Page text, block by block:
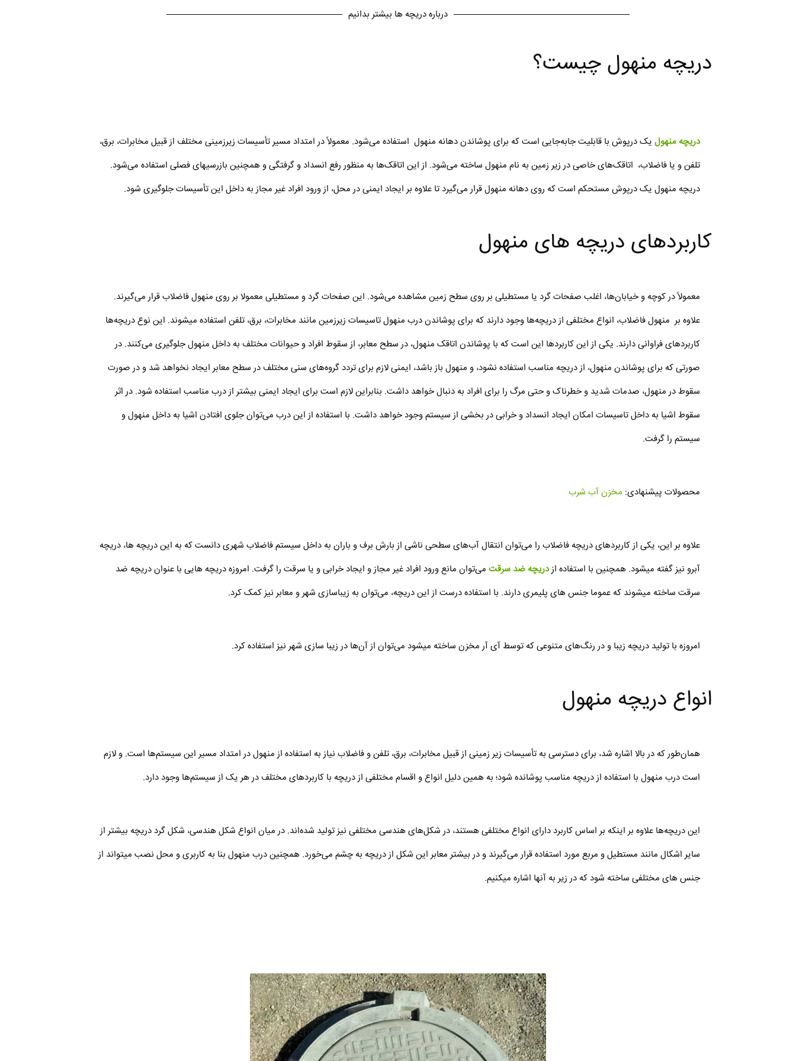
درباره دریچه ها بیشتر بدانیم
دریچه منهول چیست؟
دریچه منهول یک درپوش با قابلیت جابه‌جایی است که برای پوشاندن دهانه منهول استفاده می‌شود. معمولاً در امتداد مسیر تأسیسات زیرزمینی مختلف از قبیل مخابرات، برق،
تلفن و یا فاضلاب، اتاقک‌های خاصی در زیر زمین به نام منهول ساخته می‌شود. از این اتاقک‌ها به منظور رفع انسداد و گرفتگی و همچنین بازرسیهای فصلی استفاده می‌شود.
دریچه منهول یک درپوش مستحکم است که روی دهانه منهول قرار می‌گیرد تا علاوه بر ایجاد ایمنی در محل، از ورود افراد غیر مجاز به داخل این تأسیسات جلوگیری شود.
کاربردهای دریچه های منهول
معمولاً در کوچه و خیابا‌ن‌ها، اغلب صفحات گرد یا مستطیلی بر روی سطح زمین مشاهده می‌شود. این صفحات گرد و مستطیلی معمولا بر روی منهول فاضلاب قرار می‌گیرند.
علاوه بر منهول فاضلاب، انواع مختلفی از دریچه‌ها وجود دارند که برای پوشاندن درب منهول تاسیسات زیرزمین مانند مخابرات، برق، تلفن استفاده میشوند. این نوع دریچه‌ها
کاربرد‌های فراوانی دارند. یکی از این کاربردها این است که با پوشاندن اتاقک منهول، در سطح معابر، از سقوط افراد و حیوانات مختلف به داخل منهول جلوگیری می‌کنند. در
صورتی که برای پوشاندن منهول، از دریچه مناسب استفاده نشود، و منهول باز باشد، ایمنی لازم برای تردد گروه‌های سنی مختلف در سطح معابر ایجاد نخواهد شد و در صورت
سقوط در منهول، صدمات شدید و خطرناک و حتی مرگ را برای افراد به دنبال خواهد داشت. بنابراین لازم است برای ایجاد ایمنی بیشتر از درب مناسب استفاده شود. در اثر
سقوط اشیا به داخل تاسیسات امکان ایجاد انسداد و خرابی در بخشی از سیستم وجود خواهد داشت. با استفاده از این درب می‌توان جلوی افتادن اشیا به داخل منهول و
سیستم را گرفت.
محصولات پیشنهادی: مخزن آب شرب
علاوه بر این، یکی از کاربردهای دریچه فاضلاب را می‌توان انتقال آب‌های سطحی ناشی از بارش برف و باران به داخل سیستم فاضلاب شهری دانست که به این دریچه ها، دریچه
آبرو نیز گفته میشود. همچنین با استفاده ازدریچه ضد سرقت می‌توان مانع ورود افراد غیر مجاز و ایجاد خرابی و یا سرقت را گرفت. امروزه دریچه هایی با عنوان دریچه ضد
سرقت ساخته میشوند که عموما جنس های پلیمری دارند. با استفاده درست از این دریچه، می‌توان به زیباسازی شهر و معابر نیز کمک کرد.
امروزه با تولید دریچه زیبا و در رنگ‌های متنوعی که توسط آی آر مخزن ساخته میشود می‌توان از آن‌ها در زیبا سازی شهر نیز استفاده کرد.
انواع دریچه منهول
همان‌‌طور که در بالا اشاره شد، برای دسترسی به تأسیسات زیر زمینی از قبیل مخابرات، برق، تلفن و فاضلاب نیاز به استفاده از منهول در امتداد مسیر این سیستم‌ها است. و لازم
است درب منهول با استفاده از دریچه مناسب پوشانده شود؛ به همین دلیل انواع و اقسام مختلفی از دریچه با کاربردهای مختلف در هر یک از سیستم‌ها وجود دارد.
این دریچه‌ها علاوه بر اینکه بر اساس کاربرد دارای انواع مختلفی هستند، در شکل‌های هندسی مختلفی نیز تولید شده‌اند. در میان انواع شکل هندسی، شکل گرد دریچه بیشتر از
سایر اشکال مانند مستطیل و مربع مورد استفاده قرار می‌گیرند و در بیشتر معابر این شکل از دریچه به چشم می‌خورد. همچنین درب منهول بنا به کاربری و محل نصب میتواند از
جنس های مختلفی ساخته شود که در زیر به آنها اشاره میکنیم.